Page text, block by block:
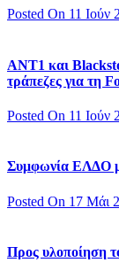
Posted On 11 Ιούν
ΑΝΤ1 και
τράπεζες για τη
Posted On 11 Ιούν
Συμφωνία ΕΛΔΟ
Posted On 17 Μάι
Προς υλοποίηση